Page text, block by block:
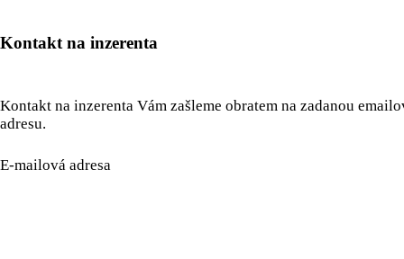
Kontakt na inzerenta
Kontakt na inzerenta Vám zašleme obratem na zadanou
adresu.
E-mailová adresa